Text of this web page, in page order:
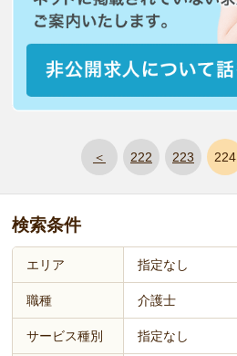
＜ 222 223 224
検索条件
エリア 指定なし
職種 介護士
サービス種別 指定なし